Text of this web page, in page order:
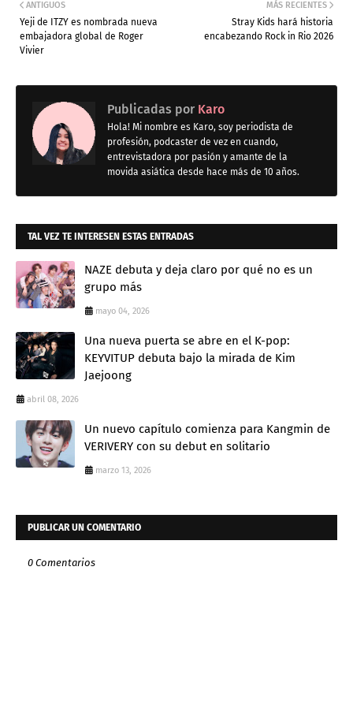
MÁS RECIENTES
Stray Kids hará historia
encabezando Rock in Rio 2026
ANTIGUOS
Yeji de ITZY es nombrada nueva
embajadora global de Roger
Vivier
Publicadas por Karo
Hola! Mi nombre es Karo, soy periodista de
profesión, podcaster de vez en cuando,
entrevistadora por pasión y amante de la
movida asiática desde hace más de 10 años.
TAL VEZ TE INTERESEN ESTAS ENTRADAS
NAZE debuta y deja claro por qué no es un
grupo más
mayo 04, 2026
Una nueva puerta se abre en el K-pop:
KEYVITUP debuta bajo la mirada de Kim
Jaejoong
abril 08, 2026
Un nuevo capítulo comienza para Kangmin de
VERIVERY con su debut en solitario
marzo 13, 2026
PUBLICAR UN COMENTARIO
0 Comentarios